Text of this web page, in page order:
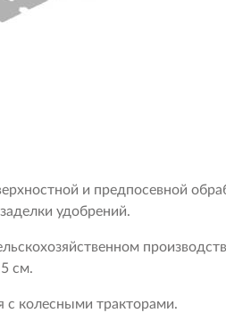
и предпосевной
удобрений.
см.
с колесными тракторами.